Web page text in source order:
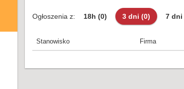
Ogłoszenia z: 18h (0) 3 dni (0) 7 dni
Stanowisko Firma